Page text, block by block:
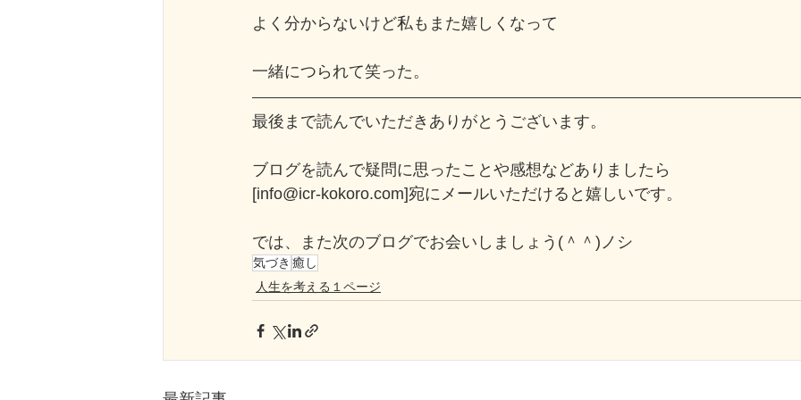
よく分からないけど私もまた嬉しくなって
一緒につられて笑った。
最後まで読んでいただきありがとうございます。
ブログを読んで疑問に思ったことや感想などありましたら
[info@icr-kokoro.com]宛にメールいただけると嬉しいです。
では、また次のブログでお会いしましょう(＾＾)ノシ
気づき 癒し
人生を考える１ページ